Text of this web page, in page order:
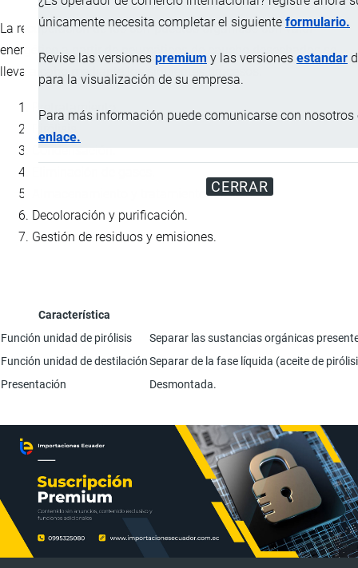
únicamente necesita completar el siguiente formulario.
Revise las versiones premium y las versiones estandar
para la visualización de su empresa.
Para más información puede comunicarse con nosotros
enlace.
CERRAR
La recuperación de los compuestos orgánicos con valor
energético a partir de neumáticos de caucho desechados se
lleva a cabo mediante los siguientes procesos:
Pretratamiento.
Pirólisis.
Almacenamiento y tratamiento térmico.
Decoloración y purificación.
Gestión de residuos y emisiones.
Característica
Función unidad de pirólisis
Separar las sustancias orgánicas
Función unidad de destilaciónSeparar de la fase líquida (aceite de
Presentación
Desmontada.